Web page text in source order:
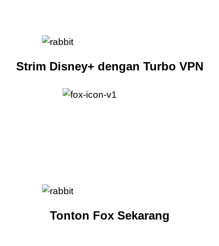
Strim Disney+ dengan Turbo VPN
Tonton Fox Sekarang